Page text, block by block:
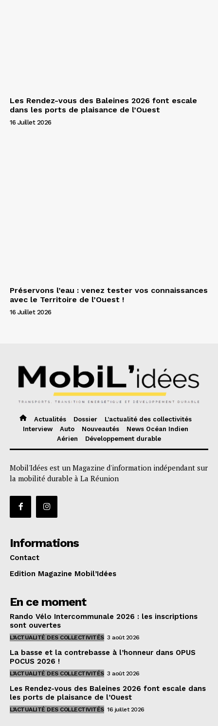
Les Rendez-vous des Baleines 2026 font escale
dans les ports de plaisance de l’Ouest
16 Juillet 2026
Préservons l’eau : venez tester vos connaissances
avec le Territoire de l’Ouest !
16 Juillet 2026
Actualités Dossier
L’actualité des collectivités
Interview
Auto Nouveautés
News Océan Indien
Aérien
Développement durable
Mobil'Idées est un Magazine d'information indépendant sur
la mobilité durable à La Réunion
Informations
Contact
Edition Magazine Mobil’Idées
En ce moment
Rando Vélo Intercommunale 2026 : les inscriptions
sont ouvertes
L'ACTUALITÉ DES COLLECTIVITÉS 3 août 2026
La basse et la contrebasse à l’honneur dans OPUS
POCUS 2026 !
L'ACTUALITÉ DES COLLECTIVITÉS 3 août 2026
Les Rendez-vous des Baleines 2026 font escale dans
les ports de plaisance de l’Ouest
L'ACTUALITÉ DES COLLECTIVITÉS 16 juillet 2026